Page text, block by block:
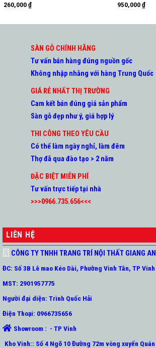
260,000₫
950,000₫
SÀN GỖ CHÍNH HÃNG
Tư vấn bán hàng đúng nguồn gốc
Không nhập nhằng với hàng Trung Quốc
GIÁ RẺ NHẤT THỊ TRƯỜNG
Cam kết bán đúng giá sản phẩm
Sàn gỗ đẹp như ý, giá hợp lý
THI CÔNG THEO YÊU CẦU
Có thể làm ngày nghỉ, làm đêm
Thợ đã qua đào tạo > 2 năm
ĐẶC BIỆT MIỄN PHÍ
Tư vấn trực tiếp tại nhà
>>>0966.735.656<<<
LIÊN HỆ
CÔNG TY TNHH TRANG TRÍ NỘI THẤT GIANG
ĐC: Số 3B Lê mao Kéo Dài, Phường Vinh Tân, TP
MST: 2901957775
Người đại diện: Trình Quốc Hải
Điện Thoại: 0966735656
Showroom : - TP Vinh
Kho Vinh:: Số 4 Ngõ 10 Đường 72m vòng xuyến